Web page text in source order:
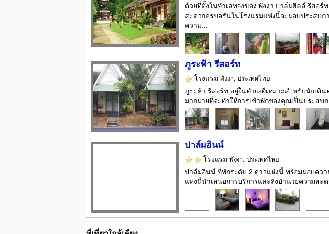
ด้วยที่ตั้งในทำเลทองของ พังงา ปาล์มฮิลล์ รีสอ
สะดวกครบครันในโรงแรมแห่งนี้จะมอบประสบก
ความ...
ภูระฟ้า รีสอร์ท
โรงแรม พังงา, ประเทศไทย
ภูระฟ้า รีสอร์ท อยู่ในทำเลที่เหมาะสำหรับนักเดิ
มากมายที่จะทำให้การเข้าพักของคุณเป็นประสบ
ปาล์มอินน์
โรงแรม พังงา, ประเทศไทย
ปาล์มอินน์ ที่พักระดับ 2 ดาวแห่งนี้ พร้อมมอบควา
แห่งนี้นำเสนอการบริการและสิ่งอำนวยความสะ